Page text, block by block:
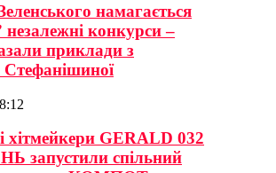
намагається
незалежні конкурси –
приклади з
Стефанішиної
хітмейкери GERALD 032
запустили спільний